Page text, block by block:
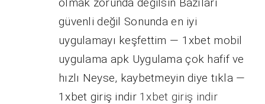
güvenli değil Sonunda en iyi
uygulamayı keşfettim — 1xbet mobil
uygulama apk Uygulama çok hafif ve
hızlı Neyse, kaybetmeyin diye tıkla —
1xbet giriş indir 1xbet giriş indir